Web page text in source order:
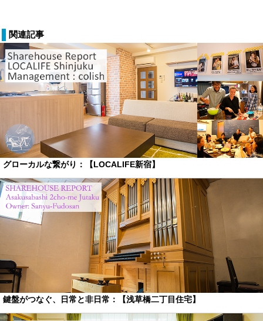
関連記事
グローカルな繋がり：【LOCALIFE新宿】
鍵盤がつなぐ、日常と非日常：【浅草橋二丁目住宅】